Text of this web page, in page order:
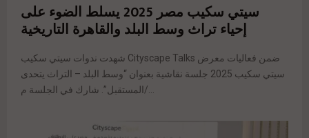
سيتي سكيب مصر 2025 يسلط الضوء على
إحياء تراث وسط البلد والقاهرة التاريخية
شهدت ندوات سيتي سكيب Cityscape Talks ضمن فعاليات معرض
سيتي سكيب 2025 جلسة نقاشية بعنوان “وسط البلد – التراث يتحدى
المستقبل”. شارك في الجلسة م/...